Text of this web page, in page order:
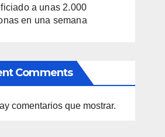
a unas 2.000
en una semana
Comments
comentarios que mostrar.